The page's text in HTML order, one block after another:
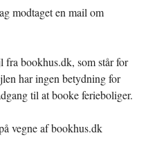
modtaget en mail om
fra bookhus.dk, som står for
har ingen betydning for
til at booke ferieboliger.
vegne af bookhus.dk